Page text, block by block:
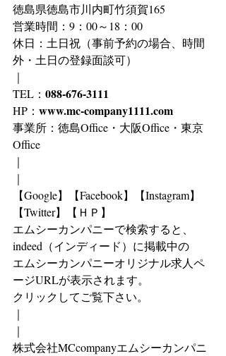
徳島県徳島市川内町竹須賀165
営業時間：9：00～18：00
休日：土日祝（事前予約の場合、時間
外・土日の登録面談可）
｜
TEL： 088-676-3111
HP： www.mc-company1111.com
事業所：徳島Office・大阪Office・東京
Office
｜
｜
【Google】【Facebook】【Instagram】
【Twitter】【ＨＰ】
エムシーカンパニーで検索すると、
indeed（インディード）に掲載中の
エムシーカンパニーオリジナル求人ペ
ージURLが表示されます。
クリックしてご覧下さい。
｜
｜
株式会社MCcompanyエムシーカンパニ